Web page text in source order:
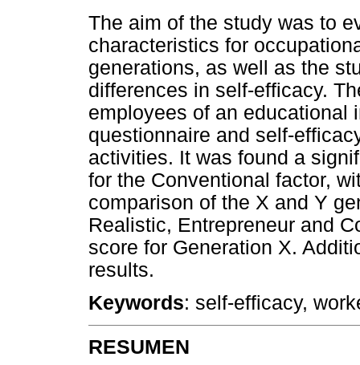
The aim of the study was to
characteristics for
generations, as well as the
differences in self-efficacy.
employees of an educational
questionnaire and self-
activities. It was found a
for the Conventional factor,
comparison of the X and Y
Realistic, Entrepreneur and
score for Generation X.
results.
Keywords: self-efficacy,
RESUMEN